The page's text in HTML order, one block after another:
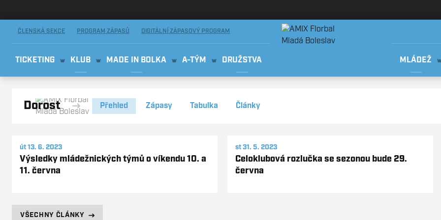
ČLENSKÁ SEKCE PROGRAM ZÁPASŮ DIGITÁLNÍ ZÁPASOVÝ PROGRAM
TICKETING KLUB MADE IN BOLKA A-TÝM DRUŽSTVA MLÁDEŽ
Dorost Přehled Zápasy Tabulka Články
út 13. 6. 2023
Výsledky mládežnických týmů o víkendu 10. a
11. června
st 31. 5. 2023
Celoklubová rozlučka se sezonou bude 29.
června
VŠECHNY ČLÁNKY